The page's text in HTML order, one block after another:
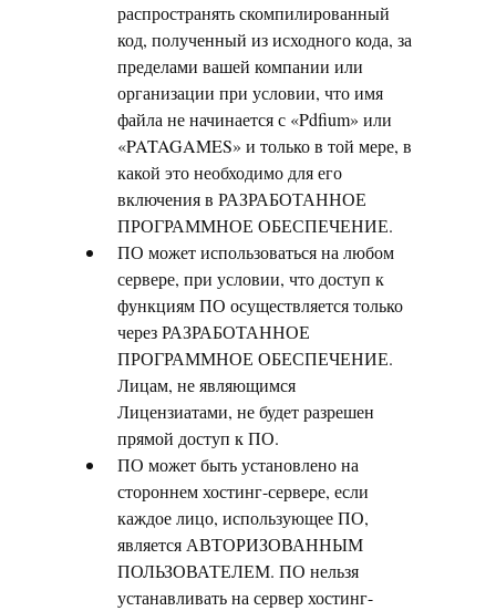
распространять скомпилированный
код, полученный из исходного кода, за
пределами вашей компании или
организации при условии, что имя
файла не начинается с «Pdfium» или
«PATAGAMES» и только в той мере, в
какой это необходимо для его
включения в РАЗРАБОТАННОЕ
ПРОГРАММНОЕ ОБЕСПЕЧЕНИЕ.
ПО может использоваться на любом
сервере, при условии, что доступ к
функциям ПО осуществляется только
через РАЗРАБОТАННОЕ
ПРОГРАММНОЕ ОБЕСПЕЧЕНИЕ.
Лицам, не являющимся
Лицензиатами, не будет разрешен
прямой доступ к ПО.
ПО может быть установлено на
стороннем хостинг-сервере, если
каждое лицо, использующее ПО,
является АВТОРИЗОВАННЫМ
ПОЛЬЗОВАТЕЛЕМ. ПО нельзя
устанавливать на сервер хостинг-